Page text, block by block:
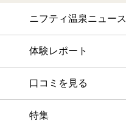
ニフティ温泉ニュース
体験レポート
口コミを見る
特集